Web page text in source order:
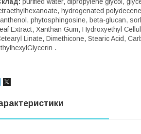
hydrogenated
phytosphingosine, beta-glucan,
Extract, Xanthan Gum, Hydroxyethyl
Linate, Dimethicone, Stearic Acid,
.